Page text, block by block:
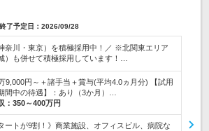
了予定日：2026/09/28
奈川・東京）を積極採用中！／ ※北関東エリア
）も併せて積極採用しています！…
9,000円～＋諸手当＋賞与(平均4.0ヵ月分) 【試用
間中の待遇】：あり（3か月）…
： 350～400万円
ートが9割！》商業施設、オフィスビル、病院な